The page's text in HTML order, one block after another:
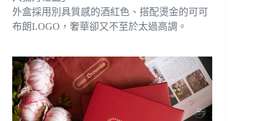
外盒採用別具質感的酒紅色、搭配燙金的可可
布朗LOGO，奢華卻又不至於太過高調。